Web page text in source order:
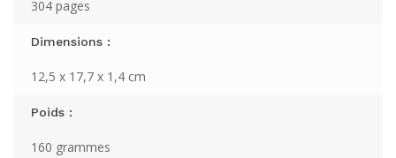
304 pages
Dimensions :
12,5 x 17,7 x 1,4 cm
Poids :
160 grammes